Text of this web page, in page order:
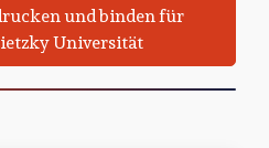
und binden für
Universität